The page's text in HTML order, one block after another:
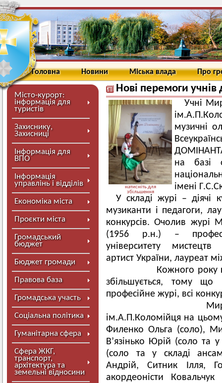
Головна Новини Міська влада Про
Місто-курорт:
інформація для
туристів
Захиснику,
Захисниці
Інформація для
ВПО
Інформація
управлінь і відділів
Економіка міста
Проєкти міста
Громадський
бюджет
Бюджет громади
Правова база
Громадська участь
Соціальна політика
Гуманітарна сфера
Сфера ЖКГ,
транспорт,
архітектура та
земельні відносини
Нові перемоги
натисніть для
збільшення
Учні
музичні
на базі
імені
У складі журі – діячі
музиканти і педагоги,
конкурсів. Очолив журі
(1956 р.н.) –
університету мистецтв
артист України, лауреат
Кожного року
збільшується, тому що
професійне журі, всі
ім.А.П.Коломійця на
Филенко Ольга (соло),
В’язінько Юрій (соло та
(соло та у складі
Андрій, Ситник Ілля,
акордеоністи